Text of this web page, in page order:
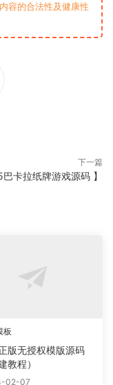
容的合法性及健康性
下一篇
巴卡拉纸牌游戏源码 】
板
版无授权模版源码
教程）
02-07